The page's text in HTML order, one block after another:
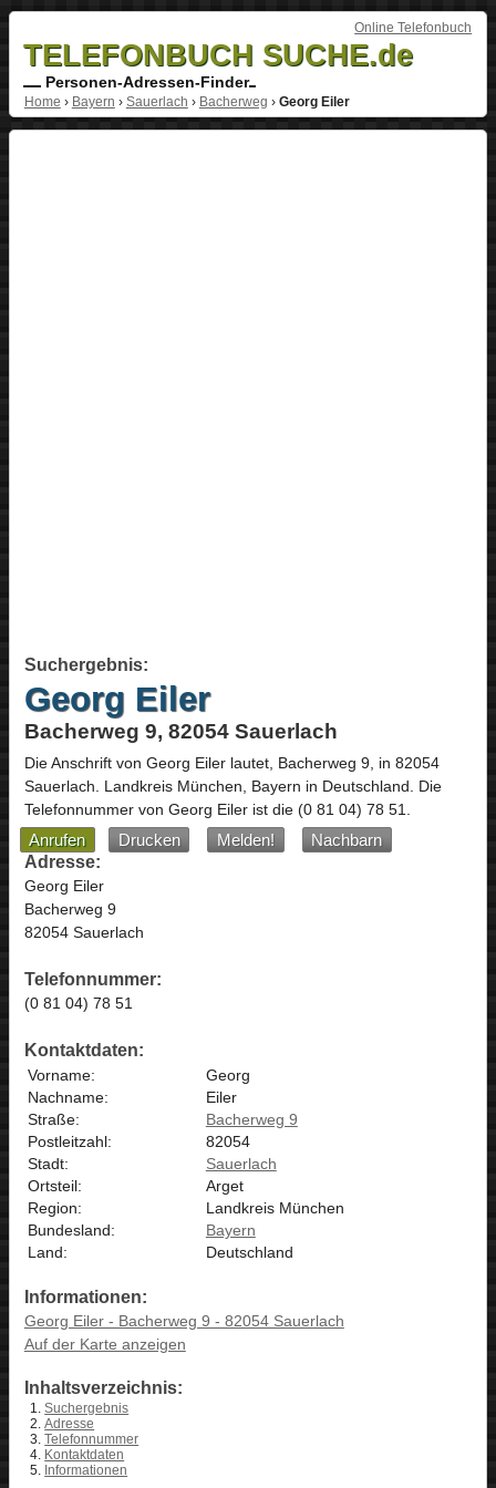
Online Telefonbuch
TELEFONBUCH SUCHE.de
Personen-Adressen-Finder
Home › Bayern › Sauerlach › Bacherweg › Georg Eiler
Suchergebnis:
Georg Eiler
Bacherweg 9, 82054 Sauerlach
Die Anschrift von Georg Eilerlautet, Bacherweg 9, in 82054
Sauerlach. Landkreis München, Bayern in Deutschland. Die
Telefonnummer von Georg Eiler ist die (0 81 04) 78 51.
Anrufen Drucken Melden!
Nachbarn
Adresse:
Georg Eiler
Bacherweg 9
82054 Sauerlach
Telefonnummer:
(0 81 04) 78 51
Kontaktdaten:
Vorname:
Georg
Nachname:
Eiler
Straße:
Bacherweg 9
Postleitzahl:
82054
Stadt:
Sauerlach
Ortsteil:
Arget
Region:
Landkreis München
Bundesland:
Bayern
Land:
Deutschland
Informationen:
Georg Eiler - Bacherweg 9 - 82054 Sauerlach
Auf der Karte anzeigen
Inhaltsverzeichnis:
Suchergebnis
Adresse
Telefonnummer
Kontaktdaten
Informationen